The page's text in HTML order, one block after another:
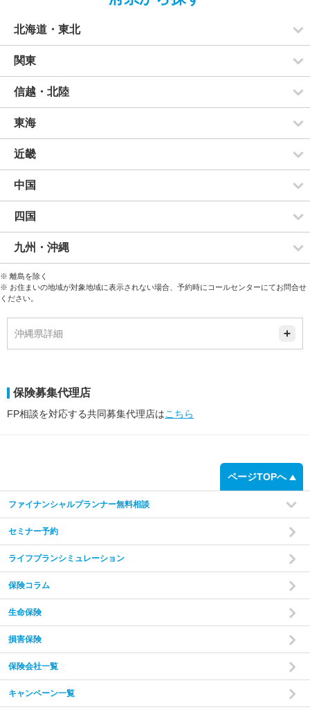
北海道・東北
関東
信越・北陸
東海
近畿
中国
四国
九州・沖縄
※ 離島を除く
※ お住まいの地域が対象地域に表示されない場合、予約時にコールセンターにてお問合せ
ください。
沖縄県詳細
保険募集代理店
FP相談を対応する共同募集代理店はこちら
ページTOPへ
ファイナンシャルプランナー無料相談
セミナー予約
ライフプランシミュレーション
保険コラム
生命保険
損害保険
保険会社一覧
キャンペーン一覧